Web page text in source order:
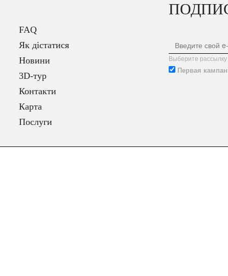
FAQ
Як дістатися
Новини
3D-тур
Контакти
Карта
Послуги
Выберите рассылку
Первая